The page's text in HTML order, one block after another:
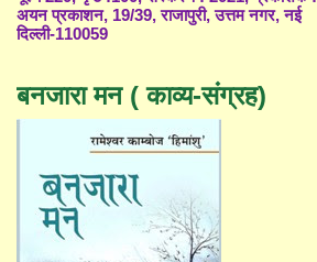
अयन प्रकाशन, 19/39, राजापुरी, उत्तम नगर, नई
दिल्ली-110059
बनजारा मन ( काव्य-संग्रह)